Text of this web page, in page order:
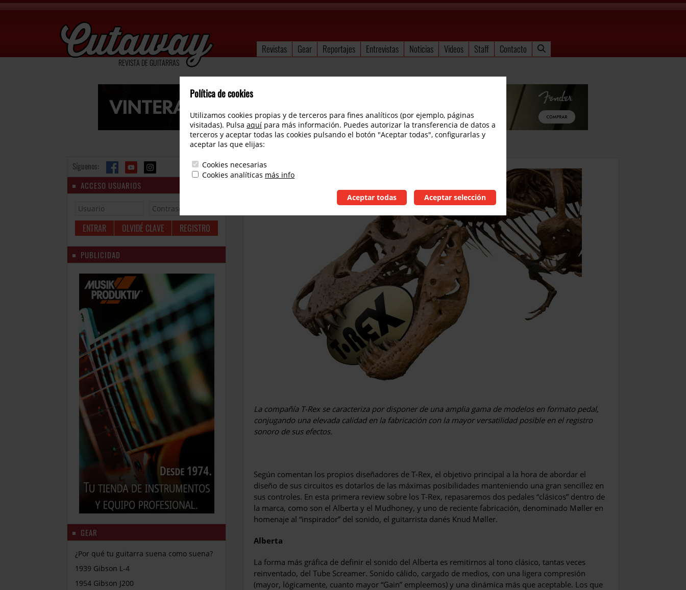
REVISTA DE GUITARRAS
Revistas Gear Reportajes Entrevistas Noticias Videos Staff Contacto
T- Rex: Alberta, Mudhoney, Moller.
La compañía T-Rex se caracteriza por disponer de una amplia gama de modelos en formato pedal,
conjugando una elevada calidad en la fabricación con la mayor versatilidad posible en el registro
sonoro de sus efectos.
Según comentan los propios diseña­dores de T-Rex, el objetivo principal a la hora de abordar el
diseño de sus circuitos es dotarlos de las máximas posi­bilidades manteniendo una gran sencillez en
sus controles. En esta primera review sobre los T-Rex, repasaremos dos pedales “clásicos” dentro de
la marca, como son el Alberta y el Mudhoney, y uno de reciente fa­bricación, denominado Møller en
homenaje al “inspirador” del sonido, el guitarrista da­nés Knud Møller.
Alberta
La forma más gráfica de definir el sonido del Alberta es remitirnos al tono clásico, tantas veces
reinventado, del Tube Screamer. Sonido cálido, cargado de medios, con una ligera com­presión
(mayor, lógicamente, cuanto mayor “Gain” empleemos) y una dinámica más que aceptable. Los que
Síguenos:
ACCESO USUARIOS
OLVIDÉ CLAVE REGISTRO
PUBLICIDAD
GEAR
¿Por qué tu guitarra suena como suena?
1939 Gibson L-4
1954 Gibson J200
Política de cookies
Utilizamos cookies propias y de terceros para fines analíticos (por ejemplo, páginas
visitadas). Pulsa aquí para más información. Puedes autorizar la transferencia de datos a
terceros y aceptar todas las cookies pulsando el botón "Aceptar todas", configurarlas y
aceptar las que elijas:
Cookies necesarias
Cookies analíticas más info
Aceptar todas Aceptar selección